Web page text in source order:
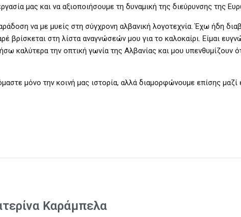
μας και να αξιοποιήσουμε τη δυναμική της διεύρυνσης της
να με μυείς στη σύγχρονη αλβανική λογοτεχνία. Έχω ήδη
βρίσκεται στη λίστα αναγνώσεών μου για το καλοκαίρι. Είμαι
καλύτερα την οπτική γωνία της Αλβανίας και μου υπενθυμίζουν
μόνο την κοινή μας ιστορία, αλλά διαμορφώνουμε επίσης
Καράμπελα